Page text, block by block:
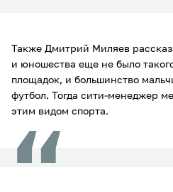
Также Дмитрий Миляев
и юношества еще не было
площадок, и большинство
футбол. Тогда сити-менеджер
этим видом спорта.